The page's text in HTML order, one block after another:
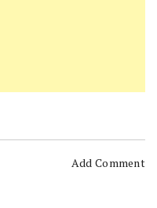
Add Comment